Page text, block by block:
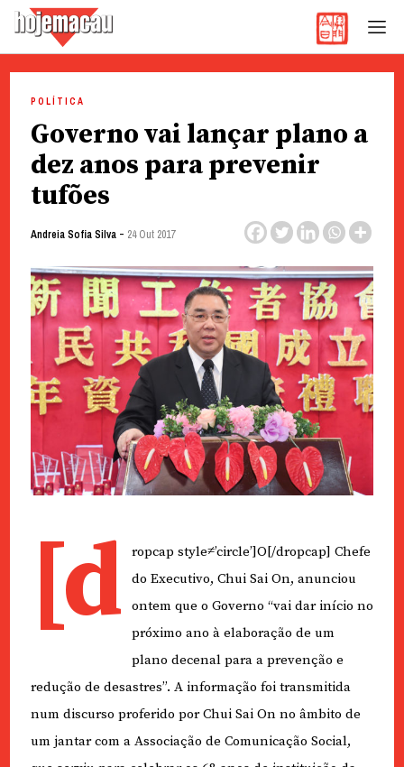
content
POLÍTICA
Governo vai lançar plano a
dez anos para prevenir
tufões
Andreia Sofia Silva- 24 Out 2017
[d
ropcap style≠’circle’]O[/dropcap] Chefe
do Executivo, Chui Sai On, anunciou
ontem que o Governo “vai dar início no
próximo ano à elaboração de um
plano decenal para a prevenção e
redução de desastres”. A informação foi transmitida
num discurso proferido por Chui Sai On no âmbito de
um jantar com a Associação de Comunicação Social,